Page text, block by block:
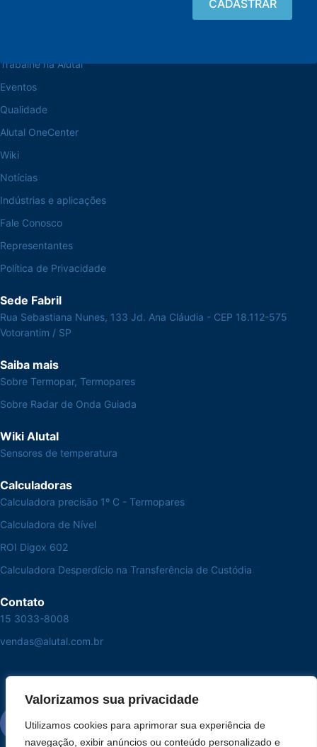
Valorizamos sua privacidade
Utilizamos cookies para aprimorar sua experiência de
navegação, exibir anúncios ou conteúdo personalizado e
Trabalhe na Alutal
Eventos
Qualidade
Alutal OneCenter
Wiki
Notícias
Indústrias e aplicações
Fale Conosco
Representantes
Política de Privacidade
Sede Fabril
Rua Sebastiana Nunes, 133 Jd. Ana Cláudia - CEP 18.112-575
Votorantim / SP
Saiba mais
Sobre Termopar, Termopares
Sobre Radar de Onda Guiada
Wiki Alutal
Sensores de temperatura
Calculadoras
Calculadora precisão 1º C - Termopares
Calculadora de Nível
ROI Digox 602
Calculadora Desperdício na Transferência de Custódia
Contato
15 3033-8008
vendas@alutal.com.br